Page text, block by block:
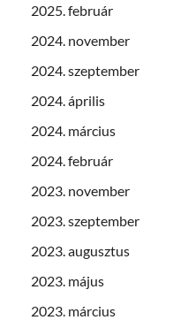
2025. február
2024. november
2024. szeptember
2024. április
2024. március
2024. február
2023. november
2023. szeptember
2023. augusztus
2023. május
2023. március